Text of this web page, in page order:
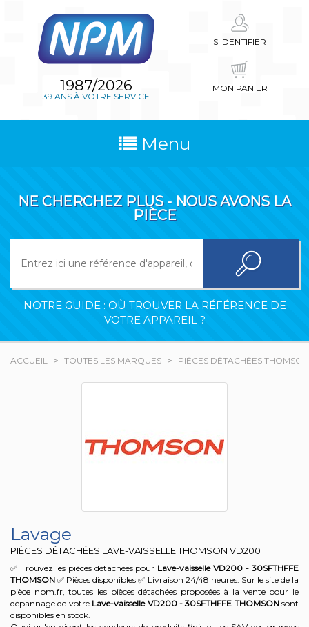
1987/2026
39 ANS À VOTRE SERVICE
S'IDENTIFIER
MON PANIER
Menu
NE CHERCHEZ PLUS - NOUS AVONS LA
PIÈCE
NOTRE GUIDE : OÙ TROUVER LA RÉFÉRENCE DE
VOTRE APPAREIL ?
ACCUEIL TOUTES LES MARQUES PIÈCES DÉTACHÉES THOMSON
Lavage
PIÈCES DÉTACHÉES LAVE-VAISSELLE THOMSON VD200
✅ Trouvez les pièces détachées pour Lave-vaisselle VD200 - 30SFTHFFE
THOMSON✅ Pièces disponibles ✅ Livraison 24/48 heures. Sur le site de la
pièce npm.fr, toutes les pièces détachées proposées à la vente pour le
dépannage de votre Lave-vaisselle VD200 - 30SFTHFFE THOMSONsont
disponibles en stock.